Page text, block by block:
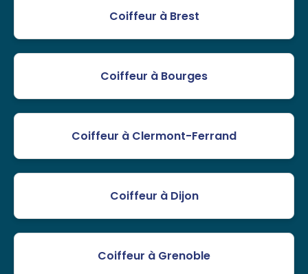
Coiffeur à Brest
Coiffeur à Bourges
Coiffeur à Clermont-Ferrand
Coiffeur à Dijon
Coiffeur à Grenoble